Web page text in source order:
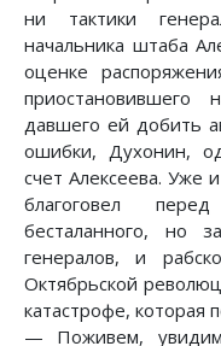
ни тактики
начальника штаба
оценке
давшего ей добить
ошибки, Духонин,
счет Алексеева. Уже
благоговел
бесталанного, но
генералов, и
Октябрьской
катастрофе, которая
— Поживем,